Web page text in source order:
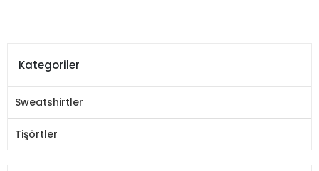
Kategoriler
Sweatshirtler
Tişörtler